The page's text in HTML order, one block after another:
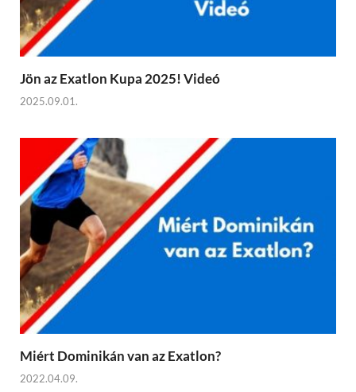
Jön az Exatlon Kupa 2025! Videó
2025.09.01.
Miért Dominikán van az Exatlon?
2022.04.09.